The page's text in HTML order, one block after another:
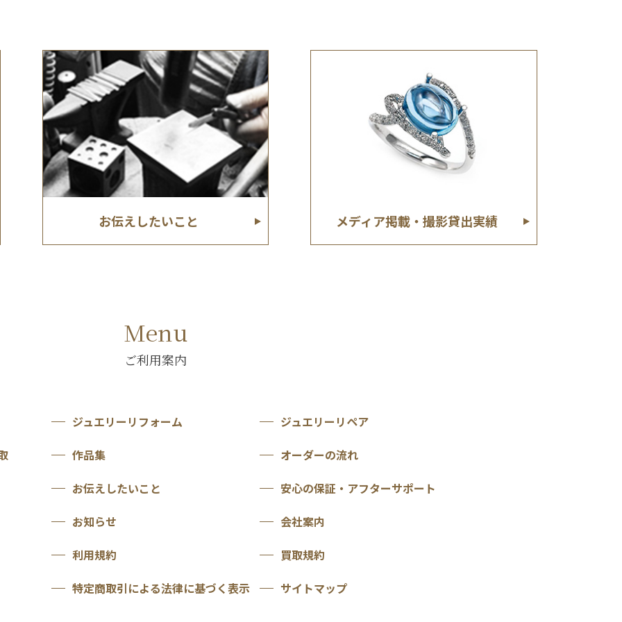
お伝えしたいこと メディア掲載・撮影貸出実績
Menu
ご利用案内
ジュエリーリフォーム
ジュエリーリペア
作品集
オーダーの流れ
お伝えしたいこと
安心の保証・アフターサポート
お知らせ
会社案内
利用規約
買取規約
特定商取引による法律に基づく表示
サイトマップ